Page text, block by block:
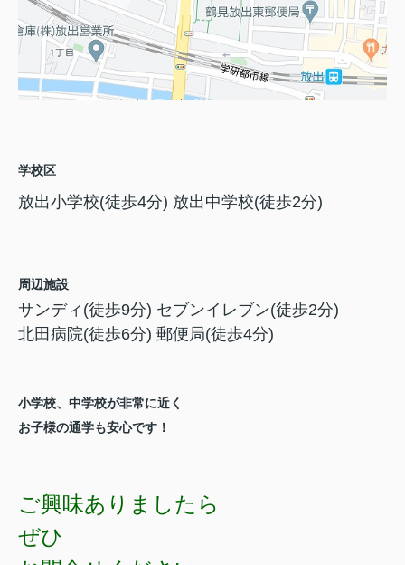
学校区
放出小学校(徒歩4分) 放出中学校(徒歩2分)
周辺施設
サンディ(徒歩9分) セブンイレブン(徒歩2分)
北田病院(徒歩6分) 郵便局(徒歩4分)
小学校、中学校が非常に近く
お子様の通学も安心です！
ご興味ありましたら
ぜひ